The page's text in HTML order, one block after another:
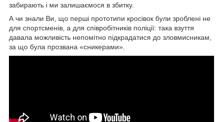
забирають і ми залишаємося в збитку.
А чи знали Ви, що перші прототипи кросівок були зроблені не
для спортсменів, а для співробітників поліції: така взуття
давала можливість непомітно підкрадатися до зловмисникам,
за що була прозвана «сникерами».